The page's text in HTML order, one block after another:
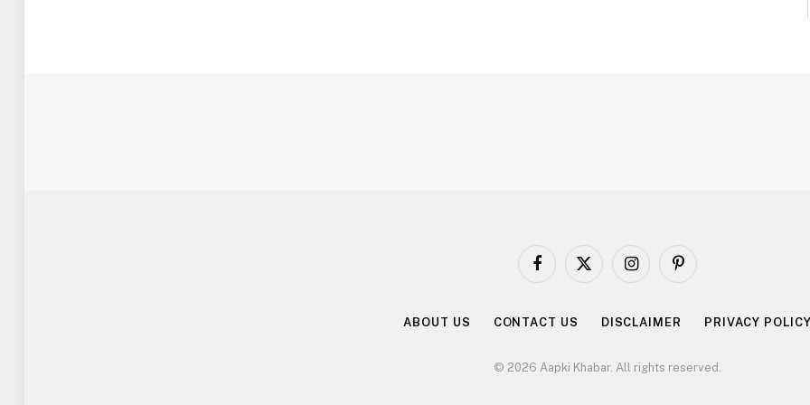
Facebook
X
InstagramPinterest
ABOUT US CONTACT US DISCLAIMER PRIVACY
© 2026 Aapki Khabar. All rights reserved.